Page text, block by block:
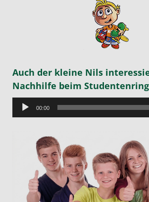
Auch der kleine Nils
Nachhilfe beim
Audio-
Player
00:00